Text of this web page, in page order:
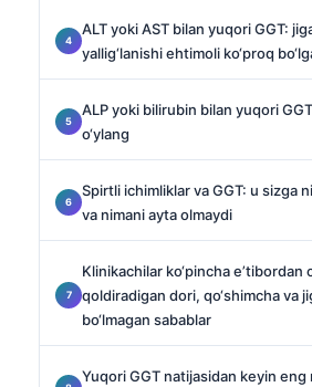
ALT yoki AST bilan yuqori GGT:
yallig‘lanishi ehtimoli ko‘proq
ALP yoki bilirubin bilan yuqori
o‘ylang
Spirtli ichimliklar va GGT: u sizga
va nimani ayta olmaydi
Klinikachilar ko‘pincha e’tibordan
qoldiradigan dori, qo‘shimcha va
bo‘lmagan sabablar
Yuqori GGT natijasidan keyin eng